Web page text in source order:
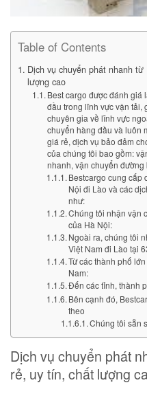
Table of Contents
Dịch vụ chuyển phát nhanh
lượng cao
Best cargo được đánh giá
đầu trong lĩnh vực vận tải,
chuyên gia về lĩnh vực
chuyển hàng đầu và luôn
giá rẻ, dịch vụ bảo đảm
của chúng tôi bao gồm:
nhanh, vận chuyển
Bestcargo cung cấp
Nội đi Lào và các
như:
Chúng tôi nhận vận
của Hà Nội:
Ngoài ra, chúng tôi
Việt Nam đi Lào tại
Từ các thành phố
Nam:
Đến các tỉnh, thành
Bên cạnh đó,
theo
Chúng tôi sẵn
Dịch vụ chuyển phát
rẻ, uy tín, chất lượng